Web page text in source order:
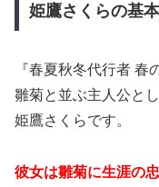
姫鷹さくらの基
『春夏秋冬代行者
雛菊と並ぶ主人公と
姫鷹さくらです。
彼女は雛菊に生涯の